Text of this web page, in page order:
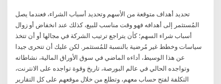
تحديد أهداف متوقعة من الأسهم وتحديد أسباب الشراء، فعندما يصل
المُستثمر إلى أهدافه فهو وقت مناسب للبيع، كذلك عند انخفاض أو زوال
أسباب شراء السهم؛ كأن يتراجع ترتيب الشركة في مجالها أو أن تتخذ
سياسات وخطط غير مُرضية بالنسبة للمُستثمر. لكن عليك أن تتحرى جيدا
عن هذا الوسيط، أداءه الماضي في سوق الأوراق المالية، نشاطاته
وتواجده الحالي في عالم البورصة، تاريخ وقوة تواجده على الانترنت،
التكلفة لفتح حساب معهم، وتطلع من خلال موقعهم على كل التقارير